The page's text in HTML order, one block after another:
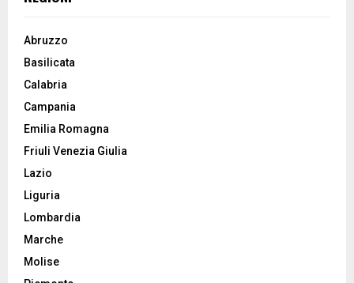
Abruzzo
Basilicata
Calabria
Campania
Emilia Romagna
Friuli Venezia Giulia
Lazio
Liguria
Lombardia
Marche
Molise